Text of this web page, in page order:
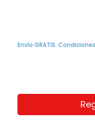
Envío GRATIS.